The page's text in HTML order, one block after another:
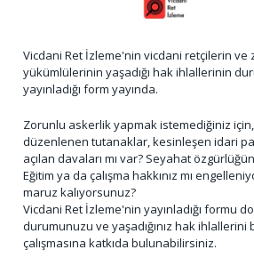
Vicdani Ret İzleme'nin vicdani retçilerin
yükümlülerinin yaşadığı hak ihlallerinin
yayınladığı form yayında.
Zorunlu askerlik yapmak istemediğiniz için,
düzenlenen tutanaklar, kesinleşen idari
açılan davaları mı var? Seyahat
Eğitim ya da çalışma hakkınız mı
maruz kalıyorsunuz?
Vicdani Ret İzleme'nin yayınladığı formu
durumunuzu ve yaşadığınız hak ihlallerini
çalışmasına katkıda bulunabilirsiniz.